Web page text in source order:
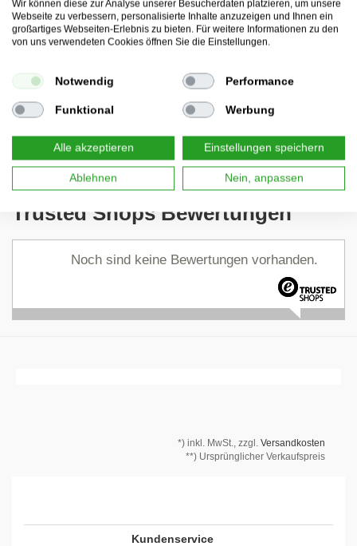
Hofbusch 5, D-01744 Dippoldiswalde, E-Mail:
info@ondis24.com, URL:www.ondis24.com
Aufbauanleitung
Sicherheitshinweise
Trusted Shops Bewertungen
Noch sind keine Bewertungen vorhanden.
*) inkl. MwSt., zzgl. Versandkosten
**) Ursprünglicher Verkaufspreis
Kundenservice
Wir können diese zur Analyse unserer Besucherdaten platzieren, um unsere
Webseite zu verbessern, personalisierte Inhalte anzuzeigen und Ihnen ein
großartiges Webseiten-Erlebnis zu bieten. Für weitere Informationen zu den
von uns verwendeten Cookies öffnen Sie die Einstellungen.
Notwendig Performance
Funktional Werbung
Alle akzeptieren Einstellungen speichern
Ablehnen Nein, anpassen